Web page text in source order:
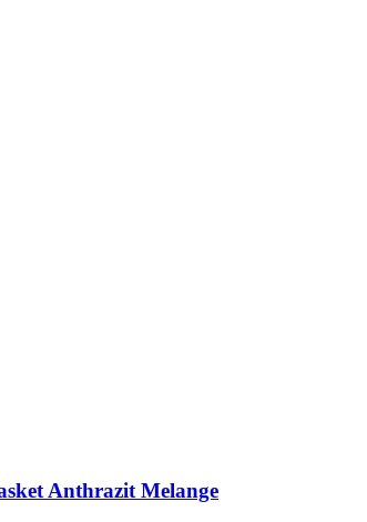
Anthrazit Melange